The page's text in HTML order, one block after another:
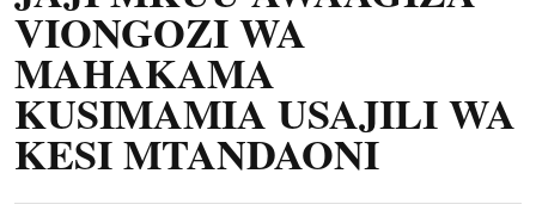
VIONGOZI WA
MAHAKAMA
KUSIMAMIA USAJILI WA
KESI MTANDAONI